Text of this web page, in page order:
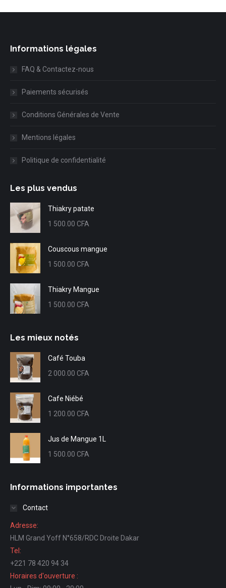
Informations légales
FAQ & Contactez-nous
Paiements sécurisés
Conditions Générales de Vente
Mentions légales
Politique de confidentialité
Les plus vendus
Thiakry patate
1 500.00 CFA
Couscous mangue
1 500.00 CFA
Thiakry Mangue
1 500.00 CFA
Les mieux notés
Café Touba
2 000.00 CFA
Cafe Niébé
1 200.00 CFA
Jus de Mangue 1L
1 500.00 CFA
Informations importantes
Contact
Adresse:
HLM Grand Yoff N°658/RDC Droite Dakar
Tel:
+221 78 420 94 34
Horaires d'ouverture :